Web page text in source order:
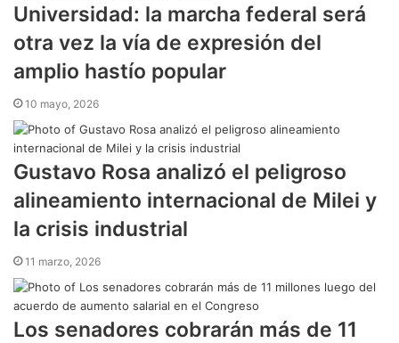
Universidad: la marcha federal será
otra vez la vía de expresión del
amplio hastío popular
10 mayo, 2026
Gustavo Rosa analizó el peligroso
alineamiento internacional de Milei y
la crisis industrial
11 marzo, 2026
Los senadores cobrarán más de 11